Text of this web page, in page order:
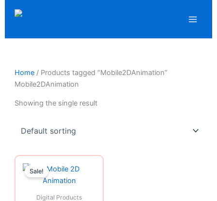
Home / Products tagged “Mobile2DAnimation”
Mobile2DAnimation
Showing the single result
Sale!
Digital Products
price
was:
1,300.00৳ .
Current